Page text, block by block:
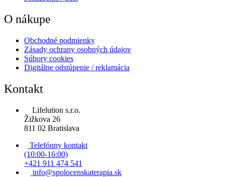
O nákupe
Obchodné podmienky
Zásady ochrany osobných údajov
Súbory cookies
Digitálne odstúpenie / reklamácia
Kontakt
Lifelution s.r.o.
Žižkova 26
811 02 Bratislava
Telefónny kontakt
(10:00-16:00)
+421 911 474 541
info@spolocenskaterapia.sk